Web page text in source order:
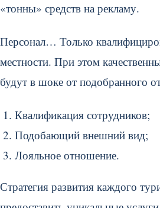
«тонны» средств на рекламу.
Персонал… Только
местности. При этом
будут в шоке от подобранного
Квалификация сотрудников;
Подобающий внешний вид;
Лояльное отношение.
Стратегия развития каждого